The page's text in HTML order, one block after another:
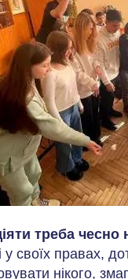
треба чесно
у своїх правах,
нікого,